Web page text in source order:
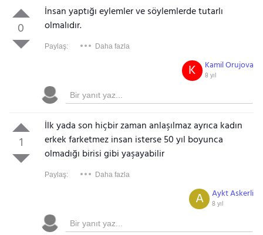
0
İnsan yaptığı eylemler ve söylemlerde tutarlı
olmalıdır.
Paylaş: Daha fazla
Kamil Orujova
8 yıl
K
1
İlk yada son hiçbir zaman anlaşılmaz ayrıca kadın
erkek farketmez insan isterse 50 yıl boyunca
olmadığı birisi gibi yaşayabilir
Paylaş: Daha fazla
Aykt Askerli
8 yıl
A